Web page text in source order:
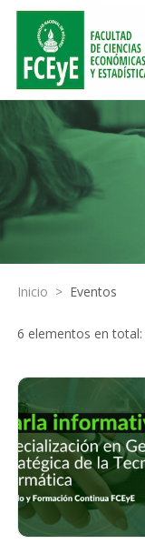
Inicio > Eventos
6 elementos en total: